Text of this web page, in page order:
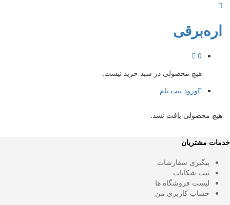
اره‌برقی
0
هیچ محصولی در سبد خرید نیست.
ورود ثبت نام
هیچ محصولی یافت نشد.
مشتریان
پیگیری سفارشات
ثبت شکایات
لیست فروشگاه ها
حساب کاربری من